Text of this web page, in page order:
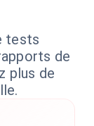
tests
de
plus de